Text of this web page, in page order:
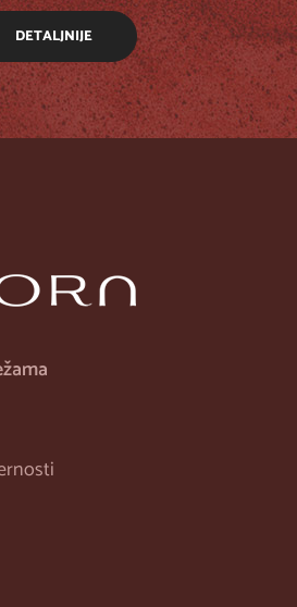
DETALJNIJE